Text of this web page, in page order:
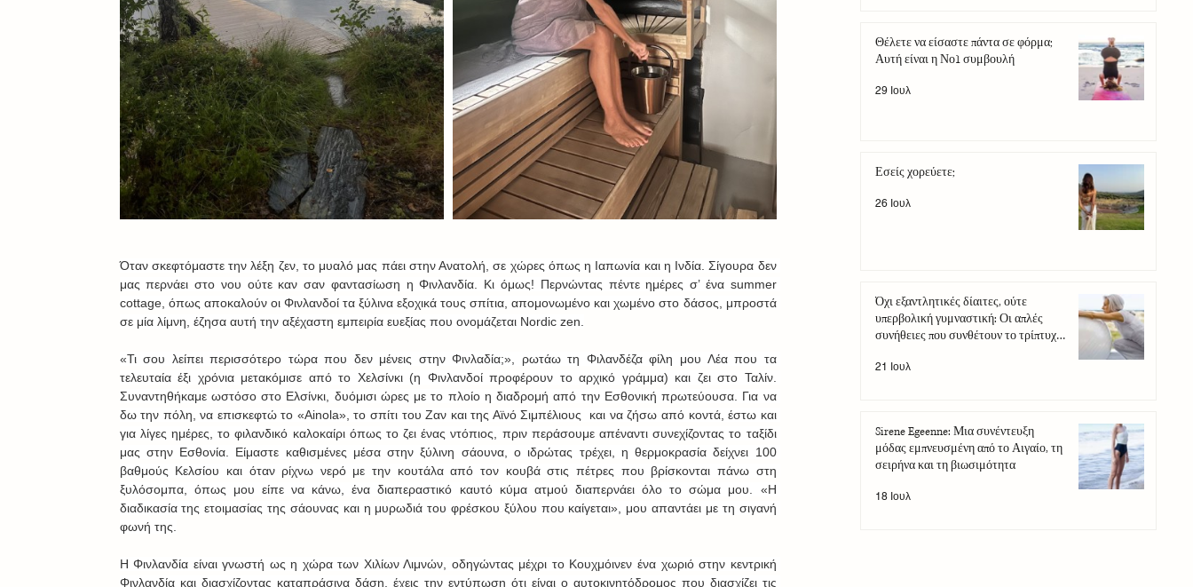
Όταν σκεφτόμαστε την λέξη ζεν, το μυαλό μας πάει στην Ανατολή, σε χώρες όπως η Ιαπωνία και η Ινδία. Σίγουρα δεν
μας περνάει στο νου ούτε καν σαν φαντασίωση η Φινλανδία. Κι όμως! Περνώντας πέντε ημέρες σ’ ένα summer
cottage, όπως αποκαλούν οι Φινλανδοί τα ξύλινα εξοχικά τους σπίτια, απομονωμένο και χωμένο στο δάσος, μπροστά
σε μία λίμνη, έζησα αυτή την αξέχαστη εμπειρία ευεξίας που ονομάζεται Nordic zen.
«Τι σου λείπει περισσότερο τώρα που δεν μένεις στην Φινλαδία;», ρωτάω τη Φιλανδέζα φίλη μου Λέα που τα
τελευταία έξι χρόνια μετακόμισε από το Χελσίνκι (η Φινλανδοί προφέρουν το αρχικό γράμμα) και ζει στο Ταλίν.
Συναντηθήκαμε ωστόσο στο Ελσίνκι, δυόμισι ώρες με το πλοίο η διαδρομή από την Εσθονική πρωτεύουσα. Για να
δω την πόλη, να επισκεφτώ το «Ainola», το σπίτι του Ζαν και της Αϊνό Σιμπέλιους  και να ζήσω από κοντά, έστω και
για λίγες ημέρες, το φιλανδικό καλοκαίρι όπως το ζει ένας ντόπιος, πριν περάσουμε απέναντι συνεχίζοντας το ταξίδι
μας στην Εσθονία. Είμαστε καθισμένες μέσα στην ξύλινη σάουνα, ο ιδρώτας τρέχει, η θερμοκρασία δείχνει 100
βαθμούς Κελσίου και όταν ρίχνω νερό με την κουτάλα από τον κουβά στις πέτρες που βρίσκονται πάνω στη
ξυλόσομπα, όπως μου είπε να κάνω, ένα διαπεραστικό καυτό κύμα ατμού διαπερνάει όλο το σώμα μου. «Η
διαδικασία της ετοιμασίας της σάουνας και η μυρωδιά του φρέσκου ξύλου που καίγεται», μου απαντάει με τη σιγανή
φωνή της.
Η Φινλανδία είναι γνωστή ως η χώρα των Χιλίων Λιμνών, οδηγώντας μέχρι το Κουχμόινεν ένα χωριό στην κεντρική
Φινλανδία και διασχίζοντας καταπράσινα δάση, έχεις την εντύπωση ότι είναι ο αυτοκινητόδρομος που διασχίζει τις
Θέλετε να είσαστε πάντα σε φόρμα;
Αυτή είναι η Νο1 συμβουλή
29 Ιουλ
Εσείς χορεύετε;
26 Ιουλ
Όχι εξαντλητικές δίαιτες, ούτε
υπερβολική γυμναστική: Οι απλές
συνήθειες που συνθέτουν το τρίπτυχο
21 Ιουλ
Sirene Egeenne: Μια συνέντευξη
μόδας εμπνευσμένη από το Αιγαίο, τη
σειρήνα και τη βιωσιμότητα
18 Ιουλ